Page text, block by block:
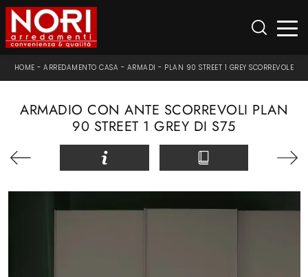
HOME -ARREDAMENTO CASA - ARMADI - PLAN 90 STREET 1 GREY SCORREVOLE
ARMADIO CON ANTE SCORREVOLI PLAN
90 STREET 1 GREY DI S75